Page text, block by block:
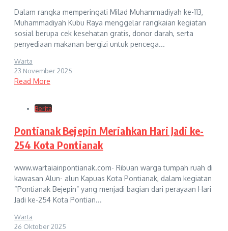
Dalam rangka memperingati Milad Muhammadiyah ke-113,
Muhammadiyah Kubu Raya menggelar rangkaian kegiatan
sosial berupa cek kesehatan gratis, donor darah, serta
penyediaan makanan bergizi untuk pencega...
Warta
23 November 2025
Read More
Berita
Pontianak Bejepin Meriahkan Hari Jadi ke-
254 Kota Pontianak
www.wartaiainpontianak.com- Ribuan warga tumpah ruah di
kawasan Alun- alun Kapuas Kota Pontianak, dalam kegiatan
“Pontianak Bejepin” yang menjadi bagian dari perayaan Hari
Jadi ke-254 Kota Pontian...
Warta
26 Oktober 2025